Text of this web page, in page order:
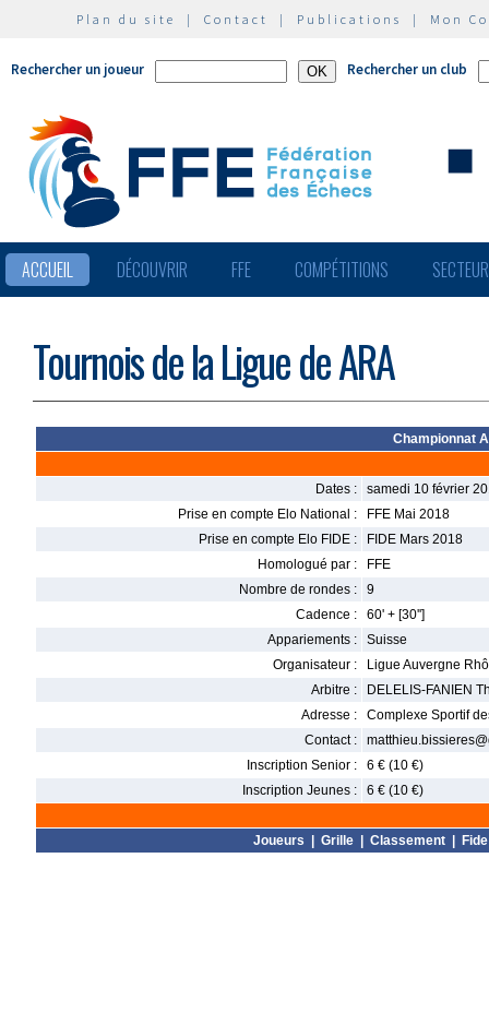
Plan du site | Contact | Publications | Mon
Rechercher un joueur Rechercher un club
ACCUEIL DÉCOUVRIR FFE COMPÉTITIONS
Tournois de la Ligue de ARA
Championnat
Dates :
samedi 10 février
Prise en compte Elo National :
FFE Mai 2018
Prise en compte Elo FIDE :
FIDE Mars 2018
Homologué par :
FFE
Nombre de rondes :
9
Cadence :
60' + [30'']
Appariements :
Suisse
Organisateur :
Ligue Auvergne
Arbitre :
DELELIS-FANIEN
Adresse :
Complexe Sportif
Contact :
Inscription Senior :
6 € (10 €)
Inscription Jeunes :
6 € (10 €)
Joueurs Grille Classement Fide